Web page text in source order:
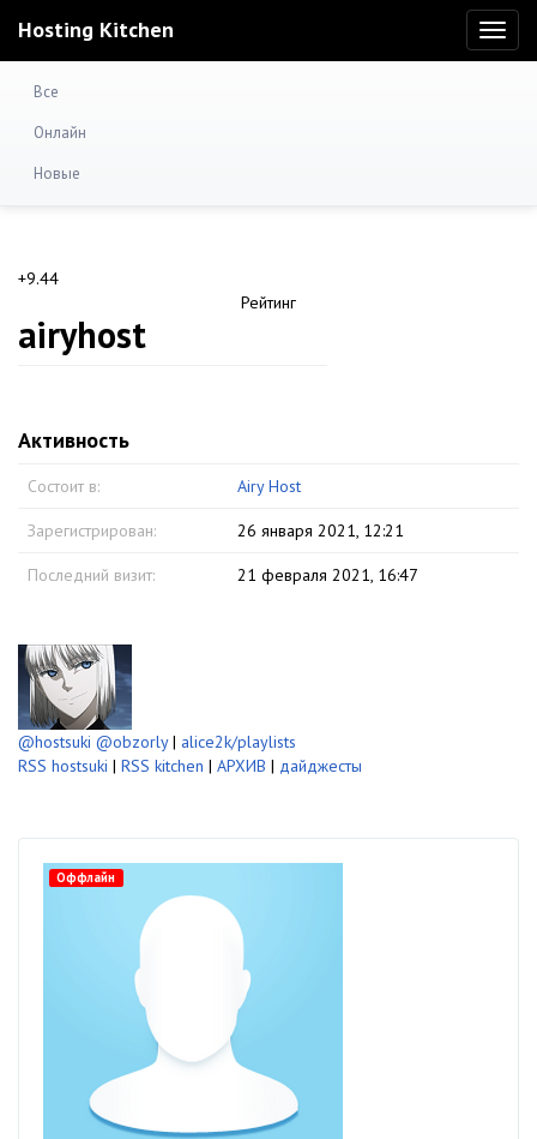
Hosting Kitchen
Все
Онлайн
Новые
+9.44
Рейтинг
airyhost
Активность
Состоит в: Airy Host
Зарегистрирован: 26 января 2021, 12:21
Последний визит: 21 февраля 2021, 16:47
@hostsuki @obzorly| alice2k/playlists
RSS hostsuki | RSS kitchen | АРХИВ | дайджесты
Оффлайн